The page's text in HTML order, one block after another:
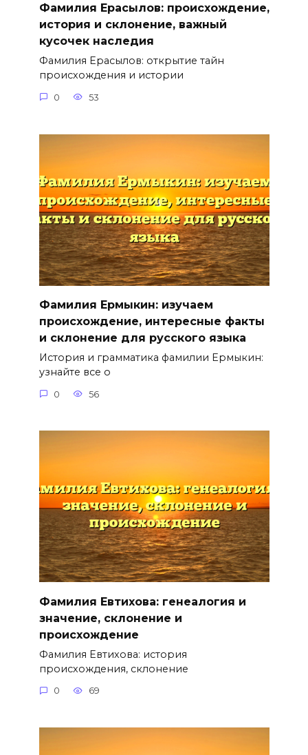
Фамилия Ерасылов: происхождение,
история и склонение, важный
кусочек наследия
Фамилия Ерасылов: открытие тайн
происхождения и истории
0 53
Фамилия Ермыкин: изучаем
происхождение, интересные факты
и склонение для русского языка
История и грамматика фамилии Ермыкин:
узнайте все о
0 56
Фамилия Евтихова: генеалогия и
значение, склонение и
происхождение
Фамилия Евтихова: история
происхождения, склонение
0 69